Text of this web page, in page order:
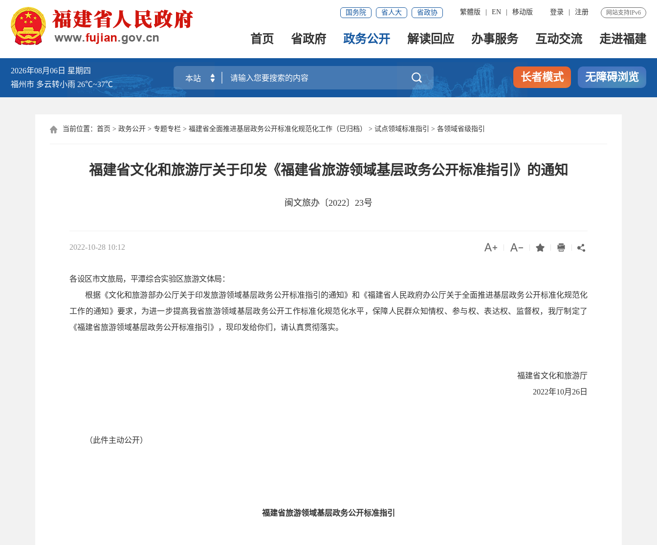
网站支持IPv6
登录 注册
繁體版 EN 移动版
国务院 省人大 省政协
首页 省政府 政务公开 解读回应 办事服务 互动交流 走进福建
2026年08月06日 星期四
福州市 多云转小雨 26℃~37℃
 长者模式 无障碍浏览
 当前位置： 首页 > 政务公开 > 专题专栏 > 福建省全面推进基层政务公开标准化规范化工作（已归档） > 试点领域标准指引 > 各领域省级指引
福建省文化和旅游厅关于印发《福建省旅游领域基层政务公开标准指引》的通知
闽文旅办〔2022〕23号
2022-10-28 10:12     
各设区市文旅局，平潭综合实验区旅游文体局 ：
根据《文化和旅游部办公厅关于印发旅游领域基层政务公开标准指引的通知》和《福建省人民政府办公厅关于全面推进基层政务公开标准化规范化
工作的通知》要求，为进一步提高我省旅游领域基层政务公开工作标准化规范化水平，保障人民群众知情权、参与权、表达权、监督权，我厅制定了
《福建省旅游领域基层政务公开标准指引》，现印发给你们，请认真贯彻落实。
福建省文化和旅游厅
2022年10月26日
（此件主动公开）
福建省旅游领域基层政务公开标准指引